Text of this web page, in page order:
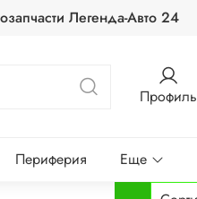
Легенда-Авто 24
Профиль
Периферия Еще